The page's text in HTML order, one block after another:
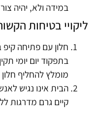
במידה ולא, יהיה צורך
ליקויי בטיחות
חלון עם פתיחה
בתפקוד יום יומי
מומלץ להחליף חלון
הבית אינו נגיש
קיים גרם מדרגות